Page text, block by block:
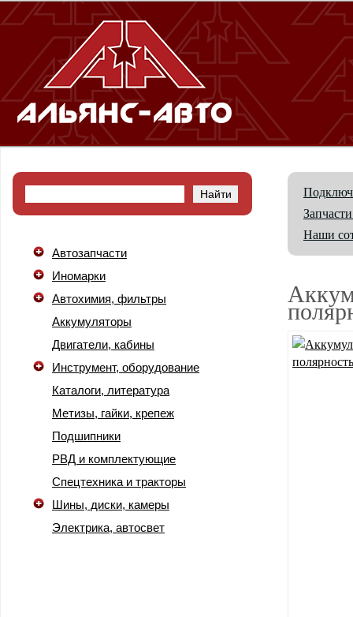
Автозапчасти
Иномарки
Автохимия, фильтры
Аккумуляторы
Двигатели, кабины
Инструмент, оборудование
Каталоги, литература
Метизы, гайки, крепеж
Подшипники
РВД и комплектующие
Спецтехника и тракторы
Шины, диски, камеры
Электрика, автосвет
Наши